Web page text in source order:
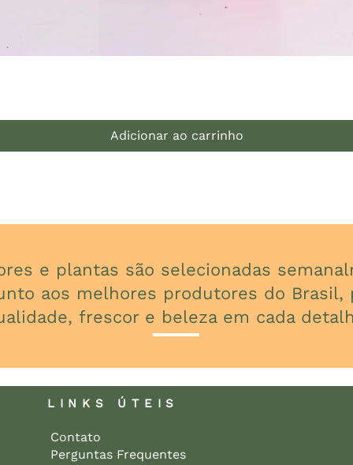
Adicionar ao carrinho
e plantas são selecionadas
aos melhores produtores do Brasil,
frescor e beleza em cada
LINKS ÚTEIS
Contato
Perguntas Frequentes